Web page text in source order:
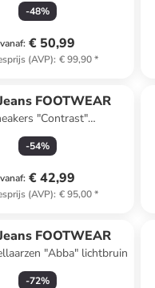
-48%
vanaf: € 50,99
(AVP): € 99,90*
FOOTWEAR
"Contrast"
donkerblauw/crème
-54%
vanaf: € 42,99
(AVP): € 95,00*
FOOTWEAR
"Abba" lichtbruin
-72%